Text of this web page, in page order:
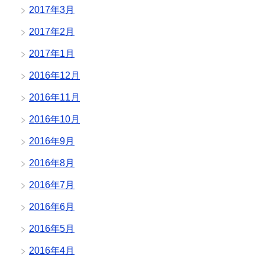
2017年3月
2017年2月
2017年1月
2016年12月
2016年11月
2016年10月
2016年9月
2016年8月
2016年7月
2016年6月
2016年5月
2016年4月